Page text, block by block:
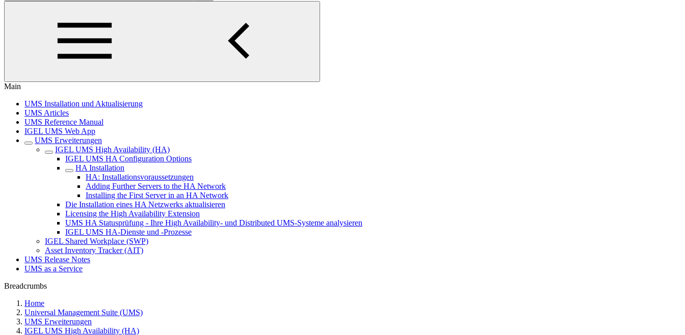
Main
UMS Installation und Aktualisierung
UMS Articles
UMS Reference Manual
IGEL UMS Web App
UMS Erweiterungen
IGEL UMS High Availability (HA)
IGEL UMS HA Configuration Options
HA Installation
HA: Installationsvoraussetzungen
Adding Further Servers to the HA Network
Installing the First Server in an HA Network
Die Installation eines HA Netzwerks aktualisieren
Licensing the High Availability Extension
UMS HA Statusprüfung - Ihre High Availability- und Distributed UMS-Systeme analysieren
IGEL UMS HA-Dienste und -Prozesse
IGEL Shared Workplace (SWP)
Asset Inventory Tracker (AIT)
UMS Release Notes
UMS as a Service
Breadcrumbs
Home
Universal Management Suite (UMS)
UMS Erweiterungen
IGEL UMS High Availability (HA)